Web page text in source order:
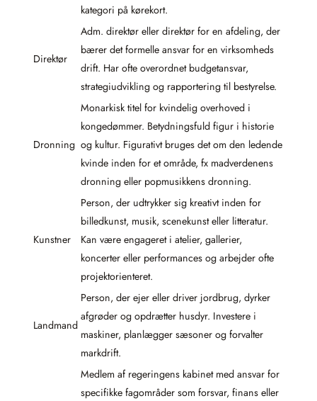
kategori på kørekort.
Direktør
Adm. direktør eller direktør for en afdeling, der
bærer det formelle ansvar for en virksomheds
drift. Har ofte overordnet budgetansvar,
strategiudvikling og rapportering til bestyrelse.
Dronning
Monarkisk titel for kvindelig overhoved i
kongedømmer. Betydningsfuld figur i historie
og kultur. Figurativt bruges det om den ledende
kvinde inden for et område, fx madverdenens
dronning eller popmusikkens dronning.
Kunstner
Person, der udtrykker sig kreativt inden for
billedkunst, musik, scenekunst eller litteratur.
Kan være engagеret i atelier, gallerier,
koncerter eller performances og arbejder ofte
projektorienteret.
Landmand
Person, der ejer eller driver jordbrug, dyrker
afgrøder og opdrætter husdyr. Investere i
maskiner, planlægger sæsoner og forvalter
markdrift.
Medlem af regeringens kabinet med ansvar for
specifikke fagområder som forsvar, finans eller